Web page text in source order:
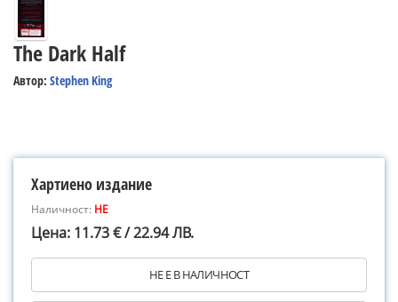
The Dark Half
Автор: Stephen King
Хартиено издание
Наличност: НЕ
Цена: 11.73 € / 22.94 ЛВ.
НЕ Е В НАЛИЧНОСТ